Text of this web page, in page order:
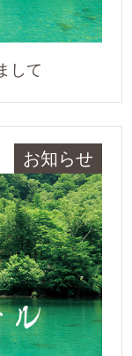
して
お知らせ